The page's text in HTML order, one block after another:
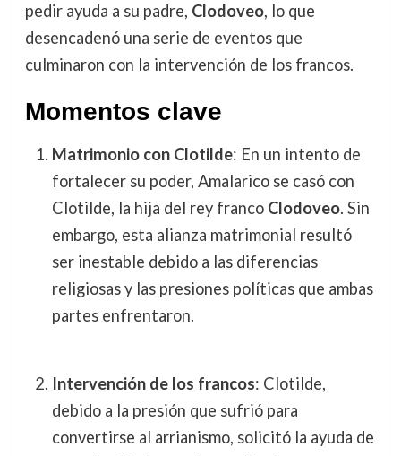
pedir ayuda a su padre, Clodoveo, lo que
desencadenó una serie de eventos que
culminaron con la intervención de los francos.
Momentos clave
Matrimonio con Clotilde: En un intento de
fortalecer su poder, Amalarico se casó con
Clotilde, la hija del rey franco Clodoveo. Sin
embargo, esta alianza matrimonial resultó
ser inestable debido a las diferencias
religiosas y las presiones políticas que ambas
partes enfrentaron.
Intervención de los francos: Clotilde,
debido a la presión que sufrió para
convertirse al arrianismo, solicitó la ayuda de